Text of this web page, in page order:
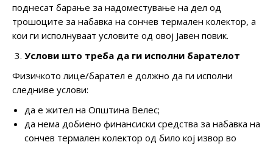
поднесат барање за надоместување на дел од
трошоците за набавка на сончев термален колектор, а
кои ги исполнуваат условите од овој Јавен повик.
Услови што треба да ги исполни барателот
Физичкото лице/барател е должно да ги исполни
следниве услови:
да е жител на Општина Велес;
да нема добиено финансиски средства за набавка на
сончев термален колектор од било кој извор во